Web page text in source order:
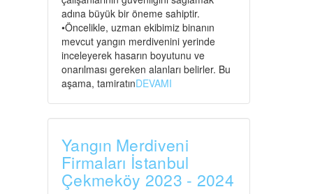
adına büyük bir öneme sahiptir.
•Öncelikle, uzman ekibimiz binanın
mevcut yangın merdivenini yerinde
inceleyerek hasarın boyutunu ve
onarılması gereken alanları belirler. Bu
aşama, tamiratınDEVAMI
Yangın Merdiveni
Firmaları İstanbul
Çekmeköy 2023 - 2024